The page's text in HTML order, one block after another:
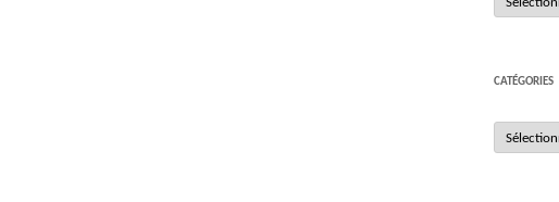
CATÉGORIES
Catégories